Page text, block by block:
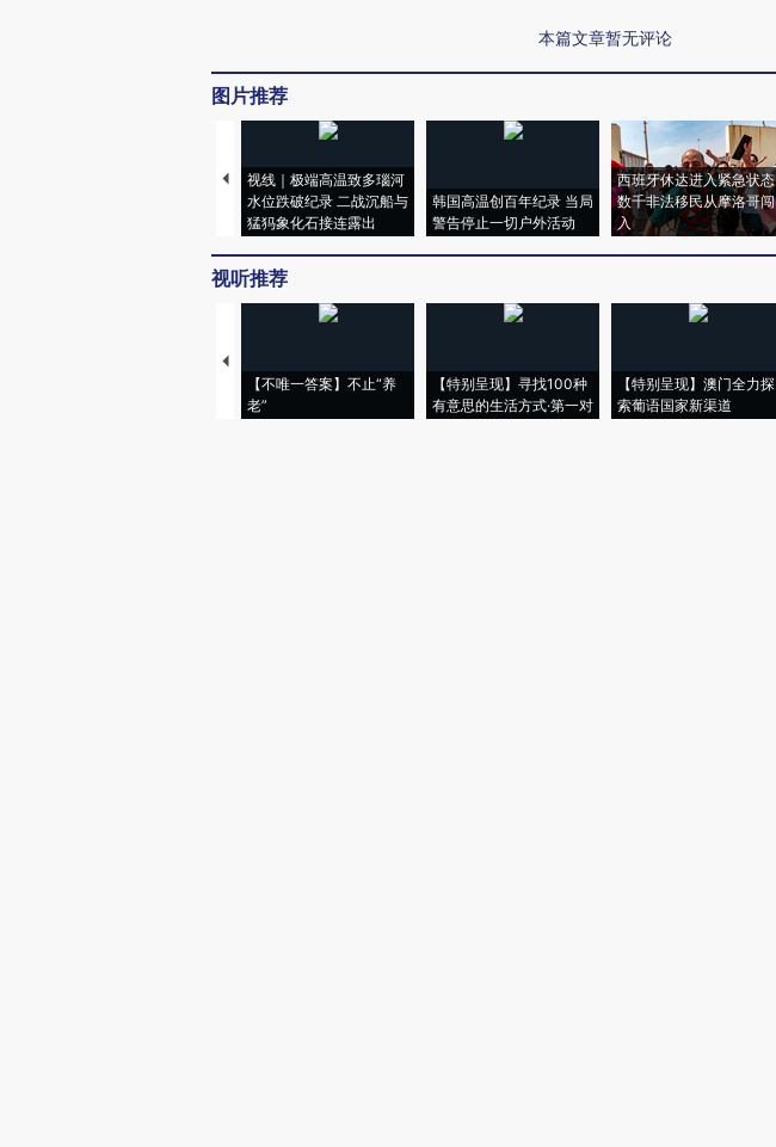
本篇文章暂无评论
图片推荐
视线｜极端高温致多瑙河
水位跌破纪录 二战沉船与
猛犸象化石接连露出
韩国高温创百年纪录 当局
警告停止一切户外活动
西班牙休达进入紧急状态
数千非法移民从摩洛哥闯
入
视听推荐
【不唯一答案】不止“养
老”
【特别呈现】寻找100种
有意思的生活方式·第一对
【特别呈现】澳门全力探
索葡语国家新渠道